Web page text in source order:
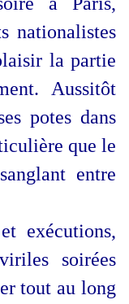
nationalistes
la partie
Aussitôt
potes dans
que le
entre
exécutions,
soirées
tout au long